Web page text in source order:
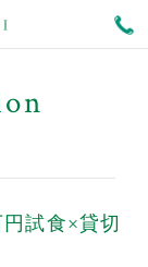
試食×貸切